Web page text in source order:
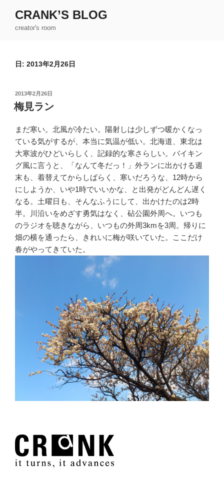
CRANK’S BLOG
creator's room
日: 2013年2月26日
投
稿
日:
2013年2月26日
梅見ラン
まだ寒い。北風が冷たい。陽射しは少しずつ暖かくなっ
ている気がするが、本当に気温が低い。北海道、東北は
大寒波がひどいらしく、記録的な寒さらしい。バイキン
グ風に言うと、「なんて冬だっ！」外ランに出かける週
末も、着替えてからしばらく、寒いだろうな、12時から
にしようか、いや1時でいいかな、と出発がどんどん遅く
なる。土曜日も、そんなふうにして、出かけたのは2時
半。川沿いをめざす勇気はなく、砧公園外周へ。いつも
のラジオを聴きながら、いつもの外周3kmを3周。帰りに
畑の横を通ったら、きれいに梅が咲いていた。ここだけ
春がやってきていた。